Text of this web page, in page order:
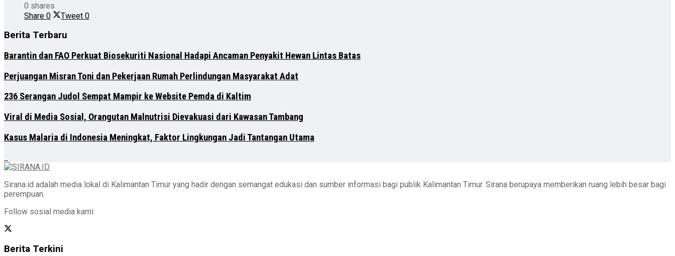
0 shares
Share 0 Tweet 0
Berita Terbaru
Barantin dan FAO Perkuat Biosekuriti Nasional Hadapi Ancaman Penyakit Hewan Lintas Batas
Perjuangan Misran Toni dan Pekerjaan Rumah Perlindungan Masyarakat Adat
236 Serangan Judol Sempat Mampir ke Website Pemda di Kaltim
Viral di Media Sosial, Orangutan Malnutrisi Dievakuasi dari Kawasan Tambang
Kasus Malaria di Indonesia Meningkat, Faktor Lingkungan Jadi Tantangan Utama
Sirana.id adalah media lokal di Kalimantan Timur yang hadir dengan semangat edukasi dan sumber informasi bagi publik Kalimantan Timur. Sirana berupaya memberikan ruang lebih besar bagi
perempuan.
Follow sosial media kami:
Berita Terkini